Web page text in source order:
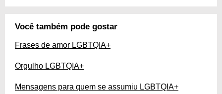
Você também pode gostar
Frases de amor LGBTQIA+
Orgulho LGBTQIA+
Mensagens para quem se assumiu LGBTQIA+